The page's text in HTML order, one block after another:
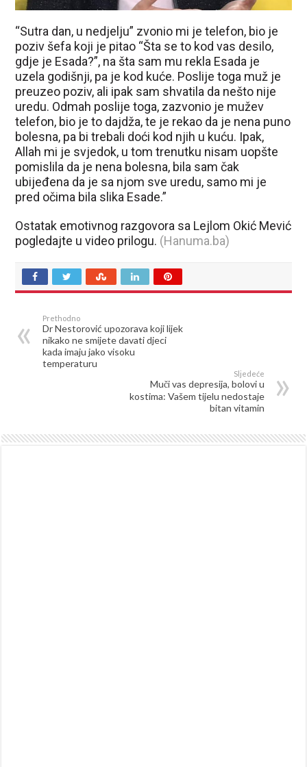
“Sutra dan, u nedjelju” zvonio mi je telefon, bio je
poziv šefa koji je pitao “Šta se to kod vas desilo,
gdje je Esada?”, na šta sam mu rekla Esada je
uzela godišnji, pa je kod kuće. Poslije toga muž je
preuzeo poziv, ali ipak sam shvatila da nešto nije
uredu. Odmah poslije toga, zazvonio je mužev
telefon, bio je to dajdža, te je rekao da je nena puno
bolesna, pa bi trebali doći kod njih u kuću. Ipak,
Allah mi je svjedok, u tom trenutku nisam uopšte
pomislila da je nena bolesna, bila sam čak
ubijeđena da je sa njom sve uredu, samo mi je
pred očima bila slika Esade.”
Ostatak emotivnog razgovora sa Lejlom Okić Mević
pogledajte u video prilogu. (Hanuma.ba)
Prethodno
Dr Nestorović upozorava koji lijek
nikako ne smijete davati djeci
kada imaju jako visoku
temperaturu
Sljedeće
Muči vas depresija, bolovi u
kostima: Vašem tijelu nedostaje
bitan vitamin